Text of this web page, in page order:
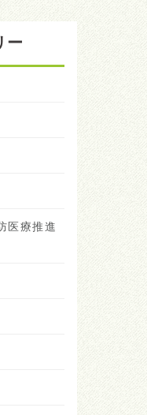
ー
医療推進